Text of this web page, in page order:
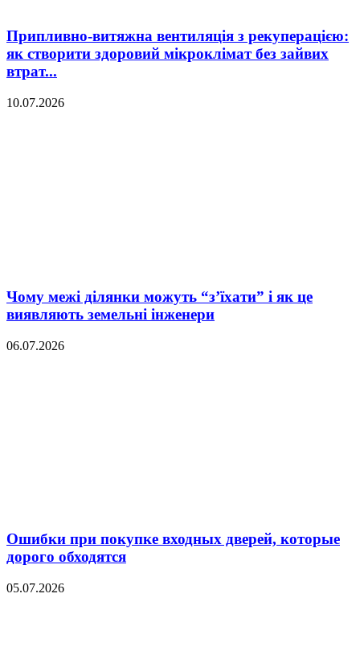
Припливно-витяжна вентиляція з рекуперацією:
як створити здоровий мікроклімат без зайвих
втрат...
10.07.2026
Чому межі ділянки можуть “з’їхати” і як це
виявляють земельні інженери
06.07.2026
Ошибки при покупке входных дверей, которые
дорого обходятся
05.07.2026